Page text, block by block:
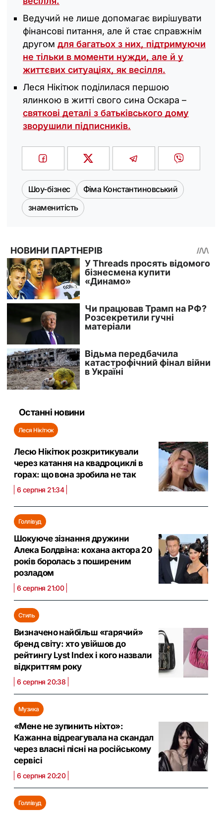
Ведучий не лише допомагає вирішувати
фінансові питання, але й стає справжнім
другом для багатьох з них, підтримуючи
не тільки в моменти нужди, але й у
життєвих ситуаціях, як весілля.
Леся Нікітюк поділилася першою
ялинкою в житті свого сина Оскара –
святкові деталі з батьківського дому
зворушили підписників.
Шоу-бізнес
Фіма Константиновський
знаменитість
Останні новини
Леся Нікітюк
Лесю Нікітюк розкритикували
через катання на квадроциклі в
горах: що вона зробила не так
6 серпня 21:34
Голлівуд
Шокуюче зізнання дружини
Алека Болдвіна: кохана актора 20
років боролась з поширеним
розладом
6 серпня 21:00
Стиль
Визначено найбільш «гарячий»
бренд світу: хто увійшов до
рейтингу Lyst Index і кого назвали
відкриттям року
6 серпня 20:38
Музика
«Мене не зупинить ніхто»:
Кажанна відреагувала на скандал
через власні пісні на російському
сервісі
6 серпня 20:20
Голлівуд